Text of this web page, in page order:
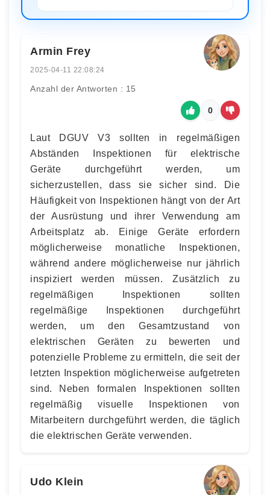
Armin Frey
2025-04-11 22:08:24
Anzahl der Antworten : 15
0
Laut DGUV V3 sollten in regelmäßigen
Abständen Inspektionen für elektrische
Geräte durchgeführt werden, um
sicherzustellen, dass sie sicher sind. Die
Häufigkeit von Inspektionen hängt von der Art
der Ausrüstung und ihrer Verwendung am
Arbeitsplatz ab. Einige Geräte erfordern
möglicherweise monatliche Inspektionen,
während andere möglicherweise nur jährlich
inspiziert werden müssen. Zusätzlich zu
regelmäßigen Inspektionen sollten
regelmäßige Inspektionen durchgeführt
werden, um den Gesamtzustand von
elektrischen Geräten zu bewerten und
potenzielle Probleme zu ermitteln, die seit der
letzten Inspektion möglicherweise aufgetreten
sind. Neben formalen Inspektionen sollten
regelmäßig visuelle Inspektionen von
Mitarbeitern durchgeführt werden, die täglich
die elektrischen Geräte verwenden.
Udo Klein